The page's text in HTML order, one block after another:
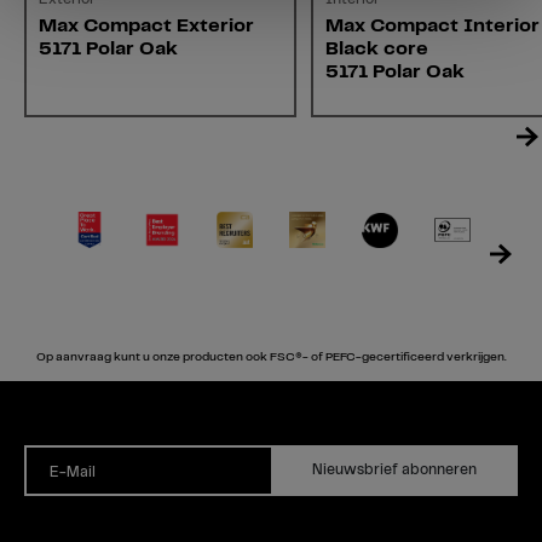
Max Compact Exterior
5171 Polar Oak
Max Compact Interior
Black core
5171 Polar Oak
Op aanvraag kunt u onze producten ook FSC®- of PEFC-gecertificeerd verkrijgen.
E-Mail Nieuwsbrief abonneren